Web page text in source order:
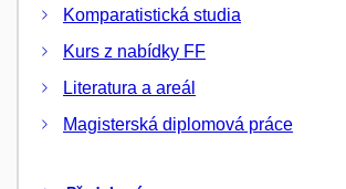
Komparatistická studia
Kurs z nabídky FF
Literatura a areál
Magisterská diplomová práce